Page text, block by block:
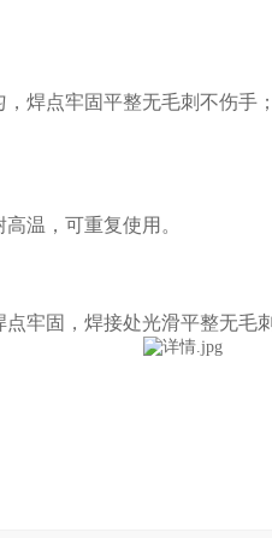
焊点牢固平整无毛刺不伤手；
温，可重复使用。
牢固，焊接处光滑平整无毛刺